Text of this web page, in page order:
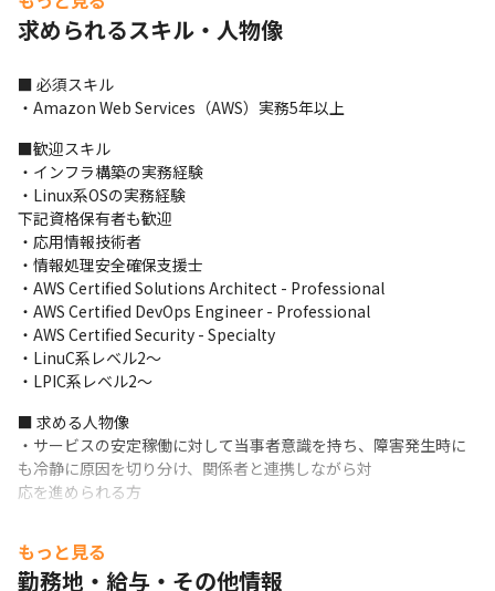
・既存プロダクトと新プロダクトの環境整備
・SOC 2取得に向けたセキュリティ統制
など
※ご経験や志向に応じて担当範囲を調整します。（変更の範囲）
会社が定める業務
【この仕事で得られるもの】
◆ シェアNo.1の自社開発SaaSを、自分の手でスケールさせる経験
『アルキラーNEX』は白ナンバー向けアルコールチェック市場で2
年連続売上シェアNo.1。受託開発ではなく完全自社プロダクトだ
からこそ、「自分が設計・構築したインフラの上で、自社のサー
ビスが動いている」という手応えをダイレクトに得られます。大
阪にいながらシェアトップクラスの自社SaaSに関われるポジショ
ンは、市場でも希少です。
◆ 「言われたことをやる」ではなく、自分で作り・決められる環
境
意思決定距離の近い体制のため、インフラの構成・ツール選定・
改善方針をエンジニア自身が提案し、実行まで持っていける裁量
があります。「上から降りてきた仕様を実装するだけ」という働
き方ではなく、技術的な意思決定にダイレクトに関与できるのが
当社の魅力です。
◆ AIをはじめ、使いたい技術をどんどん試せるカルチャー
当社ではAI活用基盤の整備を今後の重要テーマに位置づけてお
求められるスキル・人物像
■ 必須スキル
・Amazon Web Services（AWS）実務5年以上
■歓迎スキル
・インフラ構築の実務経験
・Linux系OSの実務経験
下記資格保有者も歓迎
・応用情報技術者
・情報処理安全確保支援士
・AWS Certified Solutions Architect - Professional
・AWS Certified DevOps Engineer - Professional
・AWS Certified Security - Specialty
・LinuC系レベル2〜
・LPIC系レベル2〜
■ 求める人物像
・サービスの安定稼働に対して当事者意識を持ち、障害発生時に
も冷静に原因を切り分け、関係者と連携しながら対
応を進められる方
ンジニア職のメンバーとも建設的に議論し、最適解を
導ける方
もっと見る
勤務地・給与・その他情報